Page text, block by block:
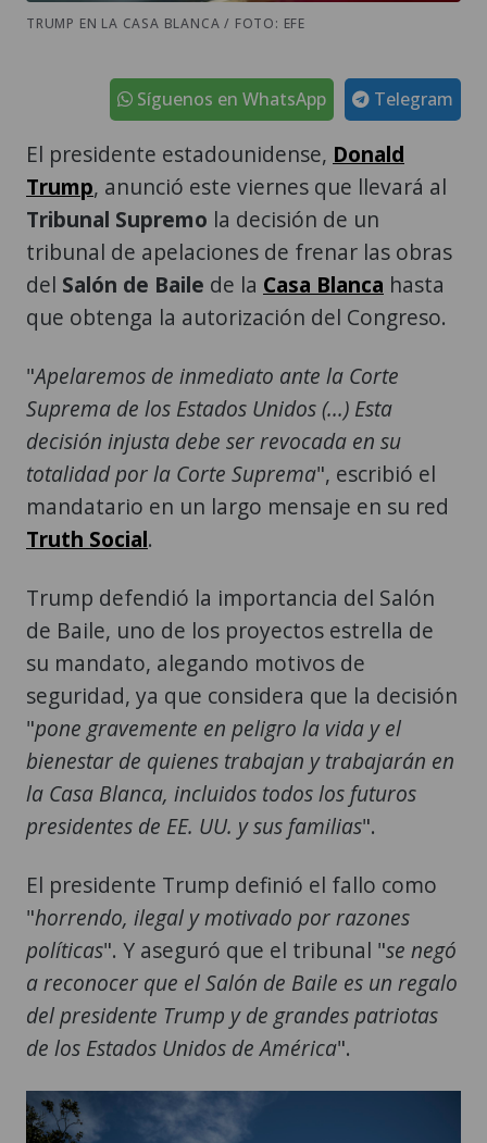
TRUMP EN LA CASA BLANCA / FOTO: EFE
Telegram
Síguenos en WhatsApp
El presidente estadounidense, Donald
Trump, anunció este viernes que llevará al
Tribunal Supremo la decisión de un
tribunal de apelaciones de frenar las obras
del Salón de Baile de la Casa Blanca hasta
que obtenga la autorización del Congreso.
"Apelaremos de inmediato ante la Corte
Suprema de los Estados Unidos (...) Esta
decisión injusta debe ser revocada en su
totalidad por la Corte Suprema", escribió el
mandatario en un largo mensaje en su red
Truth Social.
Trump defendió la importancia del Salón
de Baile, uno de los proyectos estrella de
su mandato, alegando motivos de
seguridad, ya que considera que la decisión
"pone gravemente en peligro la vida y el
bienestar de quienes trabajan y trabajarán en
la Casa Blanca, incluidos todos los futuros
presidentes de EE. UU. y sus familias".
El presidente Trump definió el fallo como
"horrendo, ilegal y motivado por razones
políticas". Y aseguró que el tribunal "se negó
a reconocer que el Salón de Baile es un regalo
del presidente Trump y de grandes patriotas
de los Estados Unidos de América".